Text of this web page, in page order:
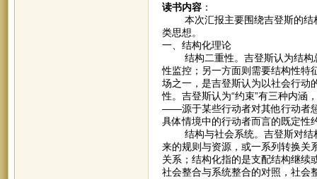
读书内容：
本次汇报主要围绕吉登斯的结构
类思想。
一、结构化理论
结构二重性。吉登斯认为结构总
性监控；另一方面则需要结构性特
场之一，是吉登斯认为以社会行动
性。吉登斯认为“约束”有三种内
——源于某些行动者对其他行动者
具体情境中的行动者而言的既定性
结构与社会系统。吉登斯对结构
来的规则与资源，或一系列转换关
关系；结构化指的是支配结构继续
社会整合与系统整合的对照，社会